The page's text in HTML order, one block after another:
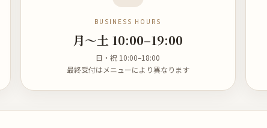
BUSINESS HOURS
月〜土 10:00–19:00
日・祝 10:00–18:00
最終受付はメニューにより異なります